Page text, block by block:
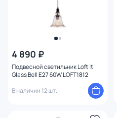
4 890 ₽
Подвесной светильник Loft It
Glass Bell E27 60W LOFT1812
В наличии 12 шт.